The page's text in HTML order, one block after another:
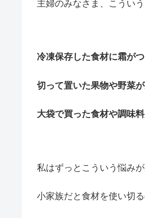
主婦のみなさま、こうい
冷凍保存した食材に霜がつ
切って置いた果物や野菜
大袋で買った食材や調味
私はずっとこういう悩みが
小家族だと食材を使い切